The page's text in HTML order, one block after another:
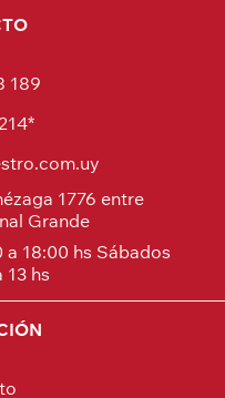
189
1776 entre
Grande
a 18:00 hs Sábados
13 hs